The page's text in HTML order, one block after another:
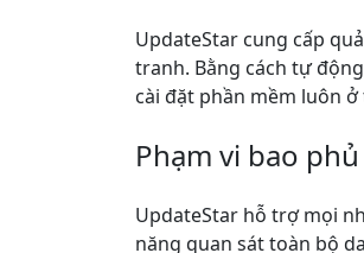
UpdateStar cung cấp
tranh. Bằng cách tự
cài đặt phần mềm luôn
Phạm vi bao
UpdateStar hỗ trợ mọi
năng quan sát toàn bộ